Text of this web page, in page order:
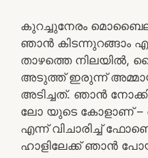
കുറച്ചുനേരം
ഞാൻ കിടന്നുറങ്ങാം
താഴത്തെ നിലയിൽ,
അടുത്ത് ഇരുന്ന്
അടിച്ചത്. ഞാൻ
ലോ യുടെ കോളാണ് –
എന്ന് വിചാരിച്ച്
ഹാളിലേക്ക് ഞാൻ